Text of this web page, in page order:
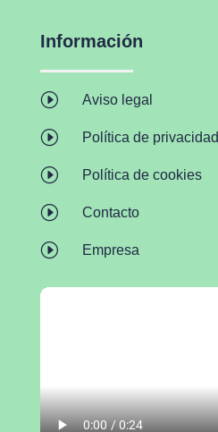
Información
I Aviso legal
I Política de privacidad
I Política de cookies
I Contacto
I Empresa